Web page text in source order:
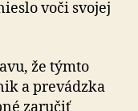
voči svojej
že týmto
a prevádzka
zaručiť